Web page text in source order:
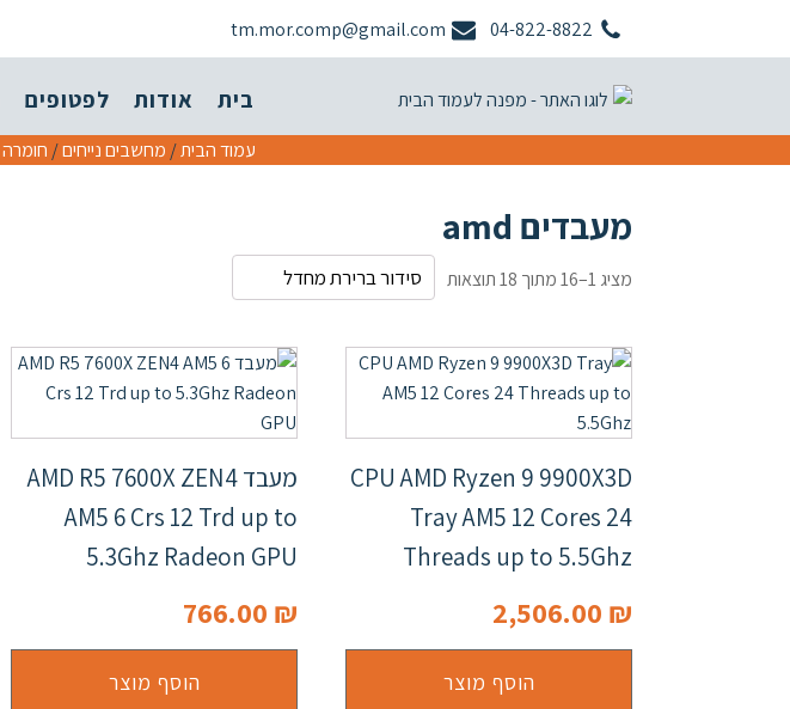
04-822-8822
tm.mor.comp@gmail.com
בית אודות לפטופים
עמוד הבית/ מחשבים נייחים/ חומרה
מעבדים amd
מציג 1–16 מתוך 18 תוצאות
CPU AMD Ryzen 9 9900X3D
Tray AM5 12 Cores 24
Threads up to 5.5Ghz
2,506.00 ₪
הוסף מוצר
מעבד AMD R5 7600X ZEN4
AM5 6 Crs 12 Trd up to
5.3Ghz Radeon GPU
766.00 ₪
הוסף מוצר